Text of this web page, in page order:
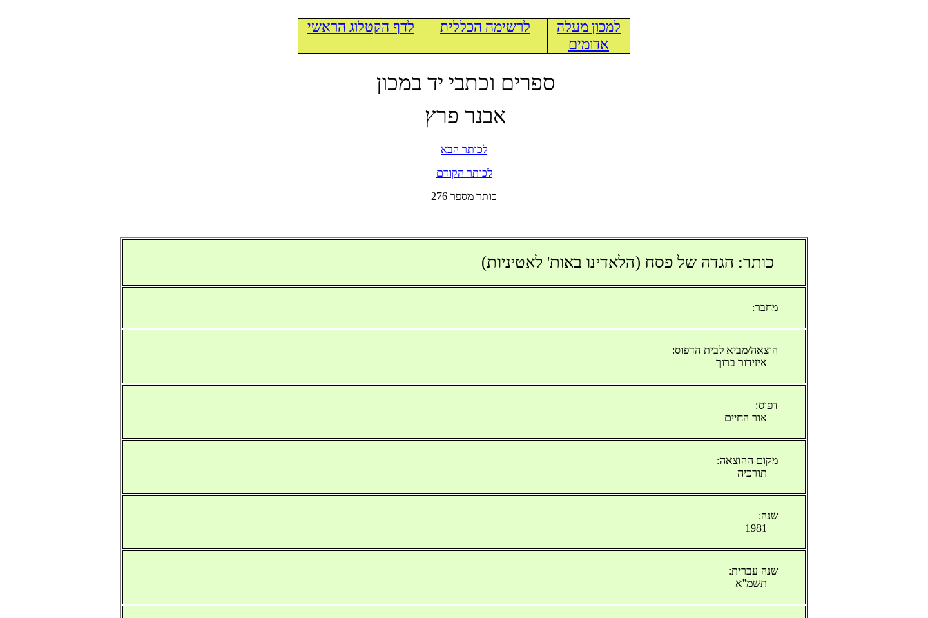
למכון מעלה
אדומים
לרשימה הכללית לדף הקטלוג הראשי
ספרים וכתבי יד במכון
אבנר פרץ
לכותר הבא
לכותר הקודם
276 כותר מספר
כותר: הגדה של פסח (הלאדינו באות' לאטיניות)
מחבר:
הוצאה/מביא לבית הדפוס:
איזידור ברוך
דפוס:
אור החיים
מקום ההוצאה:
תורכיה
שנה:
1981
שנה עברית:
תשמ''א